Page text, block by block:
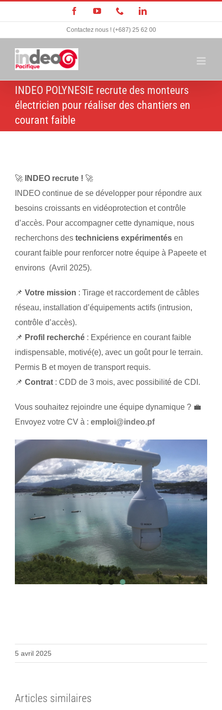
au
contenu
FacebookYouTube TéléphoneLinkedIn
Contactez nous ! (+687) 25 62 00
INDEO POLYNESIE recrute des monteurs
électricien pour réaliser des chantiers en
courant faible
🚀 INDEO recrute ! 🚀
INDEO continue de se développer pour répondre aux
besoins croissants en vidéoprotection et contrôle
d’accès. Pour accompagner cette dynamique, nous
recherchons des techniciens expérimentésen
courant faible pour renforcer notre équipe à Papeete et
environs (Avril 2025).
📌 Votre mission : Tirage et raccordement de câbles
réseau, installation d’équipements actifs (intrusion,
contrôle d’accès).
📌 Profil recherché: Expérience en courant faible
indispensable, motivé(e), avec un goût pour le terrain.
Permis B et moyen de transport requis.
📌 Contrat: CDD de 3 mois, avec possibilité de CDI.
Vous souhaitez rejoindre une équipe dynamique ? 💼
Envoyez votre CV à : emploi@indeo.pf
5 avril 2025
Articles similaires